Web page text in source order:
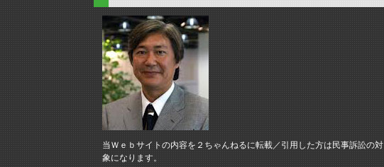
当Ｗｅｂサイトの内容を２ちゃんねるに転載／引用した方は民事訴訟の対
象になります。